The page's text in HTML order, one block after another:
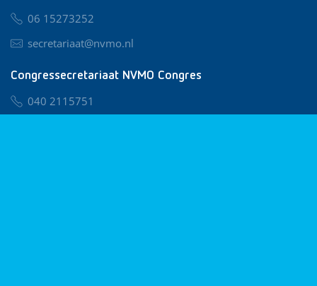
06 15273252
secretariaat@nvmo.nl
Congressecretariaat NVMO Congres
040 2115751